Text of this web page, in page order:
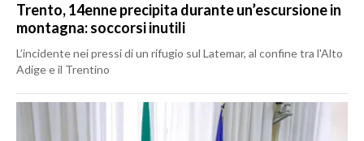
Trento, 14enne precipita durante un’escursione in
montagna: soccorsi inutili
L’incidente nei pressi di un rifugio sul Latemar, al confine tra l'Alto
Adige e il Trentino